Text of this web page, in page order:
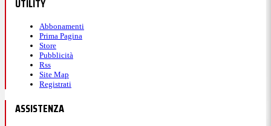
UTILITY
Abbonamenti
Prima Pagina
Store
Pubblicità
Rss
Site Map
Registrati
ASSISTENZA